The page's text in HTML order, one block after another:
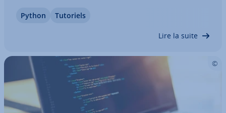
beaucoup ne savent pas : la fonction a plus de
Python Tutoriels
Lire la suite